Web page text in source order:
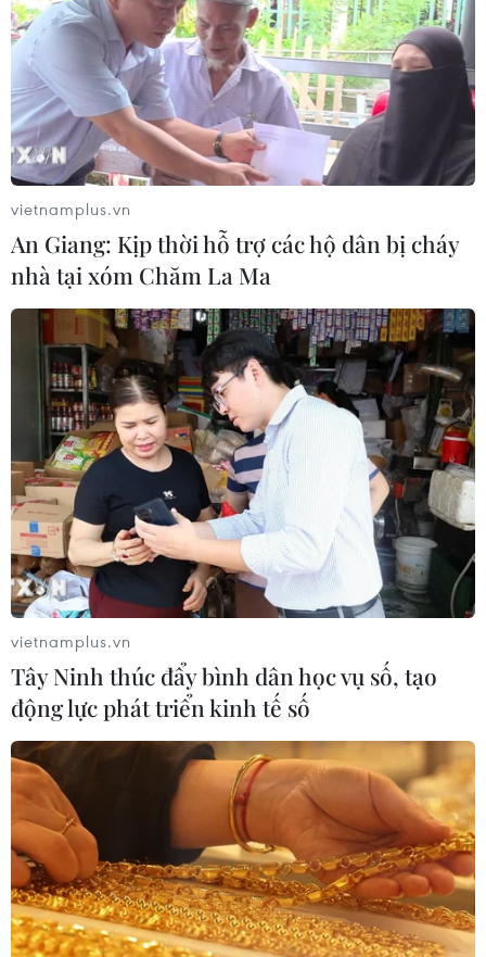
04/08/2026 15:17
Tây Ban Nha phát trực tiếp nhật thực
toàn phần từ độ cao 9.000 m
04/08/2026 13:23
Tàu chở hàng của Thổ Nhĩ Kỳ bị tấn
công trên Biển Đen
04/08/2026 05:54
Vì sao Google khiến Mỹ và
EU đối đầu về chủ quyền số?
04/08/2026 04:13
Máy bay chở khách nội địa đầu tiên
của Nga hoàn tất chuyến bay thử
04/08/2026 01:25
Bí mật sau những chung cư không
niên hạn ở Pháp
04/08/2026 01:03
Ukraine tiếp tục dội UAV vào
kho hàng của nền tảng bán lẻ lớn tại
Nga
vietnamplus.vn
An Giang: Kịp thời hỗ trợ các hộ dân bị cháy
nhà tại xóm Chăm La Ma
vietnamplus.vn
Tây Ninh thúc đẩy bình dân học vụ số, tạo
động lực phát triển kinh tế số